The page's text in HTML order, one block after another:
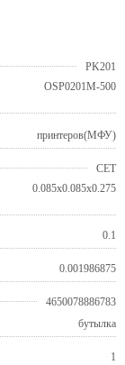
PK201
OSP0201M-500
принтеров(МФУ)
CET
0.085x0.085x0.275
0.1
0.001986875
4650078886783
бутылка
1